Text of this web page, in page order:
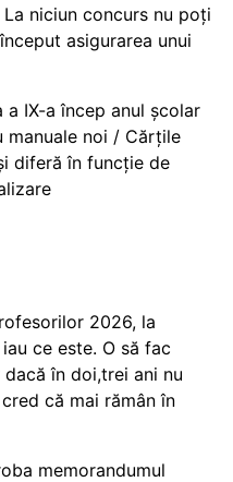
niciun concurs nu poți
asigurarea unui
a IX-a încep anul școlar
manuale noi / Cărțile
diferă în funcție de
2026, la
ce este. O să fac
în doi,trei ani nu
că mai rămân în
memorandumul